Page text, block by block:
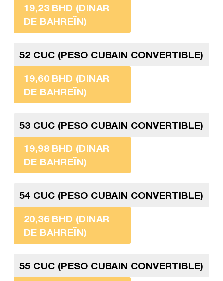
19,23 BHD (DINAR
DE BAHREÏN)
52 CUC (PESO CUBAIN CONVERTIBLE)
19,60 BHD (DINAR
DE BAHREÏN)
53 CUC (PESO CUBAIN CONVERTIBLE)
19,98 BHD (DINAR
DE BAHREÏN)
54 CUC (PESO CUBAIN CONVERTIBLE)
20,36 BHD (DINAR
DE BAHREÏN)
55 CUC (PESO CUBAIN CONVERTIBLE)